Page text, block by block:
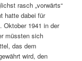
rasch „vorwärts“
hatte dabei für
Oktober 1941 in der
müssten sich
das dem
wird, den